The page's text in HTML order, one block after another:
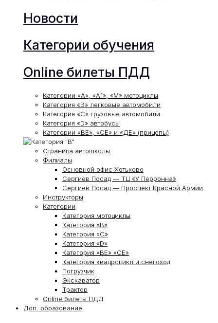
Новости
Категории обучения
Online билеты ПДД
Категории «А», «А1», «М» мотоциклы
Категория «В» легковые автомобили
Категория «С» грузовые автомобили
Категория «D» автобусы
Категории «ВЕ», «СЕ» и «ДЕ» (прицепы)
Страница автошколы
Филиалы
Основной офис Хотьково
Сергиев Посад — ТЦ «У Перронна»
Сергиев Посад — Проспект Красной Армии
Инструкторы
Категории
Категория мотоциклы
Категория «В»
Категория «С»
Категория «D»
Категория «ВЕ» «СЕ»
Категория квадроцикл и снегоход
Погрузчик
Экскаватор
Трактор
Online билеты ПДД
Доп. образование